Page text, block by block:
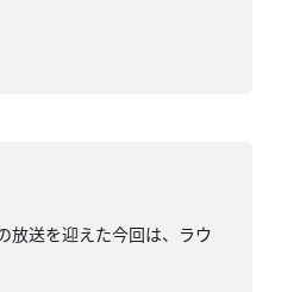
放送を迎えた今回は、ラウ